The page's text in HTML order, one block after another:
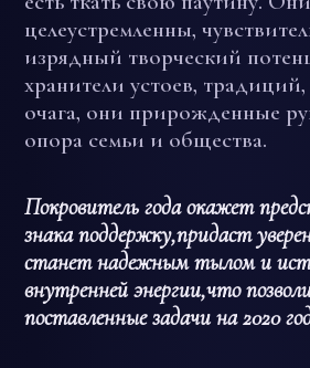
целеустремленны,
изрядный творческий
хранители устоев,
очага, они прирожденные
опора семьи и общества.
Покровитель года окажет
знака поддержку,придаст
станет надежным тылом и
внутренней энергии,что
поставленные задачи на 2020